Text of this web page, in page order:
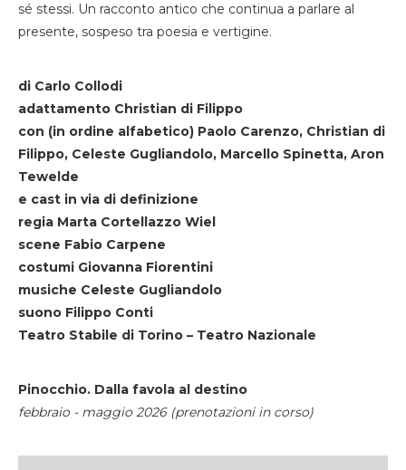
sé stessi. Un racconto antico che continua a parlare al
presente, sospeso tra poesia e vertigine.
di Carlo Collodi
adattamento Christian di Filippo
con (in ordine alfabetico) Paolo Carenzo, Christian di
Filippo, Celeste Gugliandolo, Marcello Spinetta, Aron
Tewelde
e cast in via di definizione
regia Marta Cortellazzo Wiel
scene Fabio Carpene
costumi Giovanna Fiorentini
musiche Celeste Gugliandolo
suono Filippo Conti
Teatro Stabile di Torino – Teatro Nazionale
Pinocchio. Dalla favola al destino
febbraio - maggio 2026 (prenotazioni in corso)